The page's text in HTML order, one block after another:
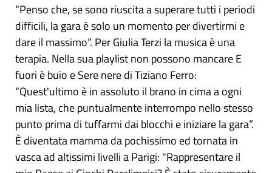
“Penso che, se sono riuscita a superare tutti i periodi
difficili, la gara è solo un momento per divertirmi e
dare il massimo”. Per Giulia Terzi la musica è una
terapia. Nella sua playlist non possono mancare E
fuori è buio e Sere nere di Tiziano Ferro:
“Quest'ultimo è in assoluto il brano in cima a ogni
mia lista, che puntualmente interrompo nello stesso
punto prima di tuffarmi dai blocchi e iniziare la gara”.
È diventata mamma da pochissimo ed tornata in
vasca ad altissimi livelli a Parigi: "Rappresentare il